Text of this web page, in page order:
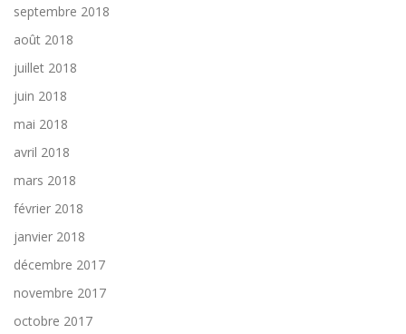
septembre 2018
août 2018
juillet 2018
juin 2018
mai 2018
avril 2018
mars 2018
février 2018
janvier 2018
décembre 2017
novembre 2017
octobre 2017